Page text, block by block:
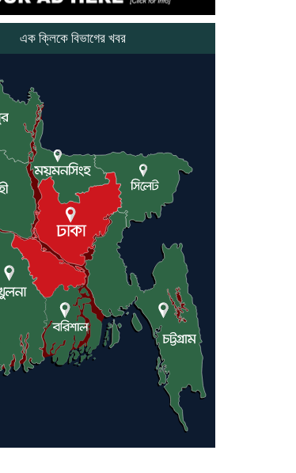
যুক্তরাষ্ট্র ও ইসরায়েল বাদে হরমুজ
প্রণালি সবার জন্য উন্মুক্ত: আরাকচি
ট্রাম্প
ইরানে কঠোর হামলা অব্যাহত রাখতে
ট্রাম্পকে আহ্বান সৌদি আরবের
ইরাকসহ মধ্যপ্রাচ্যে ২৪ হামলা চালাল
ইরানপন্থি গোষ্ঠী
হরমুজ প্রণালী সুরক্ষায় মিত্ররা সাহায্য
না করলে ন্যাটোর ভবিষ্যৎ খারাপ হবে:
ট্রাম্প
এক ক্লিকে বিভাগের খবর